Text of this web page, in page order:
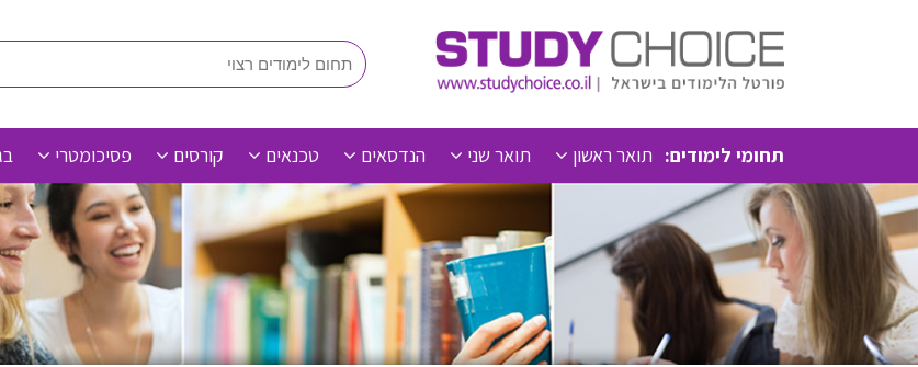
תחומי לימודים: תואר ראשון תואר שני הנדסאים טכנאים קורסים פסיכומטרי